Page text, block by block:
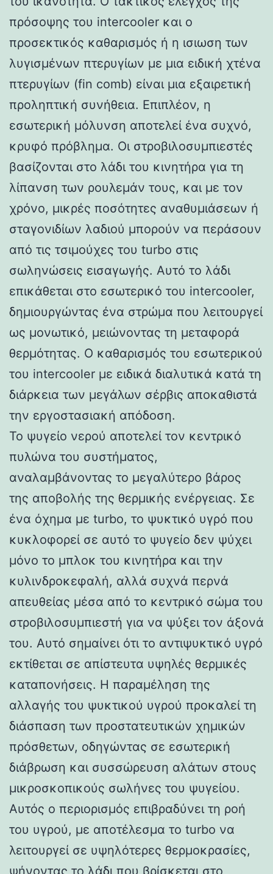
πρόσοψης του intercooler και ο
προσεκτικός καθαρισμός ή η ισιωση των
λυγισμένων πτερυγίων με μια ειδική χτένα
πτερυγίων (fin comb) είναι μια εξαιρετική
προληπτική συνήθεια. Επιπλέον, η
εσωτερική μόλυνση αποτελεί ένα συχνό,
κρυφό πρόβλημα. Οι στροβιλοσυμπιεστές
βασίζονται στο λάδι του κινητήρα για τη
λίπανση των ρουλεμάν τους, και με τον
χρόνο, μικρές ποσότητες αναθυμιάσεων ή
σταγονιδίων λαδιού μπορούν να περάσουν
από τις τσιμούχες του turbo στις
σωληνώσεις εισαγωγής. Αυτό το λάδι
επικάθεται στο εσωτερικό του intercooler,
δημιουργώντας ένα στρώμα που λειτουργεί
ως μονωτικό, μειώνοντας τη μεταφορά
θερμότητας. Ο καθαρισμός του εσωτερικού
του intercooler με ειδικά διαλυτικά κατά τη
διάρκεια των μεγάλων σέρβις αποκαθιστά
την εργοστασιακή απόδοση.
Το ψυγείο νερού αποτελεί τον κεντρικό
πυλώνα του συστήματος,
αναλαμβάνοντας το μεγαλύτερο βάρος
της αποβολής της θερμικής ενέργειας. Σε
ένα όχημα με turbo, το ψυκτικό υγρό που
κυκλοφορεί σε αυτό το ψυγείο δεν ψύχει
μόνο το μπλοκ του κινητήρα και την
κυλινδροκεφαλή, αλλά συχνά περνά
απευθείας μέσα από το κεντρικό σώμα του
στροβιλοσυμπιεστή για να ψύξει τον άξονά
του. Αυτό σημαίνει ότι το αντιψυκτικό υγρό
εκτίθεται σε απίστευτα υψηλές θερμικές
καταπονήσεις. Η παραμέληση της
αλλαγής του ψυκτικού υγρού προκαλεί τη
διάσπαση των προστατευτικών χημικών
πρόσθετων, οδηγώντας σε εσωτερική
διάβρωση και συσσώρευση αλάτων στους
μικροσκοπικούς σωλήνες του ψυγείου.
Αυτός ο περιορισμός επιβραδύνει τη ροή
του υγρού, με αποτέλεσμα το turbo να
λειτουργεί σε υψηλότερες θερμοκρασίες,
ψήνοντας το λάδι που βρίσκεται στο